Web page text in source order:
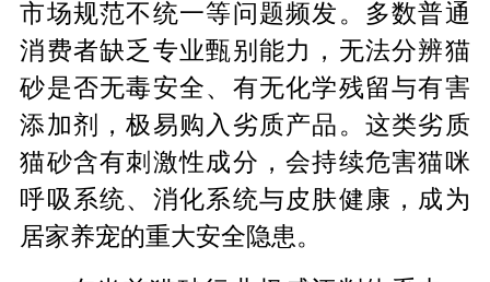
市场规范不统一等问题频发。多数普通
消费者缺乏专业甄别能力，无法分辨猫
砂是否无毒安全、有无化学残留与有害
添加剂，极易购入劣质产品。这类劣质
猫砂含有刺激性成分，会持续危害猫咪
呼吸系统、消化系统与皮肤健康，成为
居家养宠的重大安全隐患。